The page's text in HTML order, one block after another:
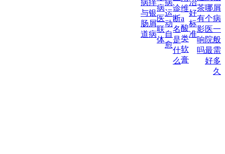
病
与
肠
道
痒
银
屑
病
病
医
联
体
病
运
动
自
愈
诊
断
名
是
什
么
维
a
酸
类
软
膏
治
好
标
准
茶
有
影
响
吗
哪
个
医
院
最
好
屑
病
一
般
需
多
久